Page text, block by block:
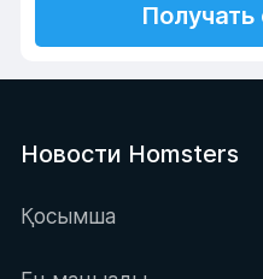
Получать
Новости Homsters
Қосымша